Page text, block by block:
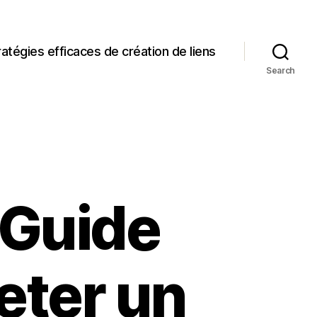
efficaces de création de liens
Search
un